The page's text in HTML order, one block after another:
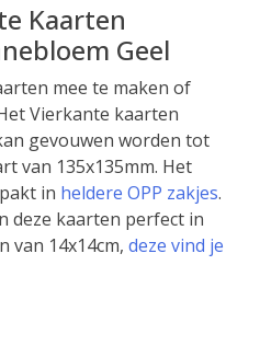
Kaarten
Geel
mee te maken of
Vierkante kaarten
gevouwen worden tot
van 135x135mm. Het
in heldere OPP zakjes.
deze kaarten perfect in
van 14x14cm, deze vind je